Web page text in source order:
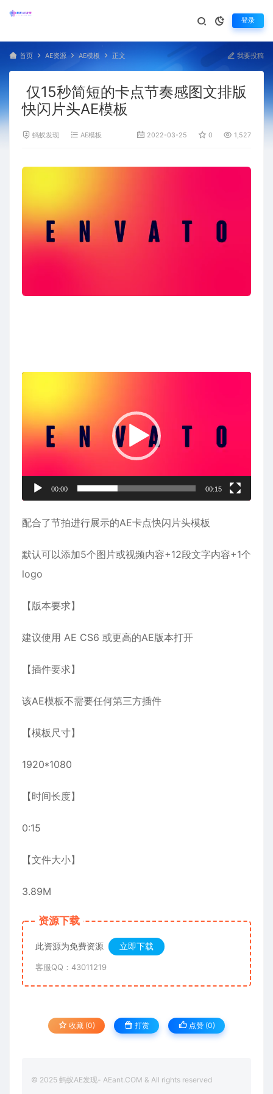
登录
首页 AE资源 AE模板 正文 我要投稿
仅15秒简短的卡点节奏感图文排版
快闪片头AE模板
蚂蚁发现 AE模板 2022-03-25 0 1,527
视
放
器
00:00 00:15
配合了节拍进行展示的AE卡点快闪片头模板
默认可以添加5个图片或视频内容+12段文字内容+1个
logo
【版本要求】
建议使用 AE CS6 或更高的AE版本打开
【插件要求】
该AE模板不需要任何第三方插件
【模板尺寸】
1920*1080
【时间长度】
0:15
【文件大小】
3.89M
资源下载
此资源为免费资源 立即下载
客服QQ：43011219
收藏 (0) 打赏 点赞 (0)
© 2025 蚂蚁AE发现- AEant.COM & All rights reserved